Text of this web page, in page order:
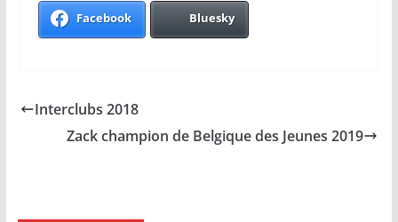
Facebook Bluesky
Interclubs 2018
Zack champion de Belgique des Jeunes 2019